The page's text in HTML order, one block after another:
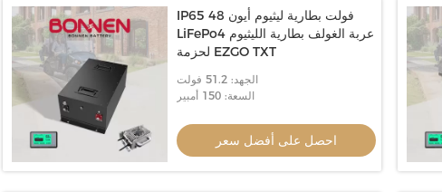
IP65 48 فولت بطارية ليثيوم أيون
LiFePo4 عربة الغولف بطارية الليثيوم
لحزمة EZGO TXT
الجهد: 51.2 فولت
السعة: 150 أمبير
احصل على أفضل سعر